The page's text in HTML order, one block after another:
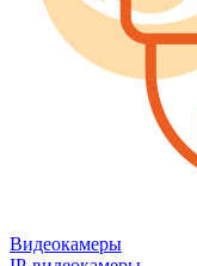
Видеокамеры